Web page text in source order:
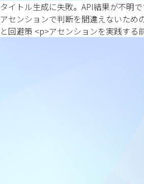
タイトル生成に失敗。API結果が不明で
アセンションで判断を間違えないため
と回避策 <p>アセンションを実践す